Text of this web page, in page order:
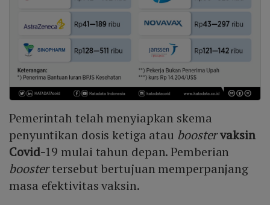
Pemerintah telah menyiapkan skema
penyuntikan dosis ketiga atau boostervaksin
Covid-19 mulai tahun depan. Pemberian
boostertersebut bertujuan memperpanjang
masa efektivitas vaksin.